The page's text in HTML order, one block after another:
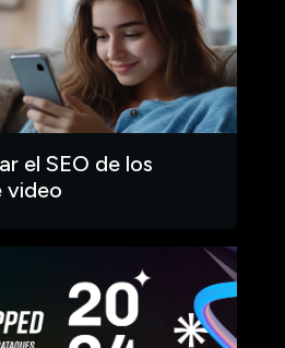
el SEO de los
video